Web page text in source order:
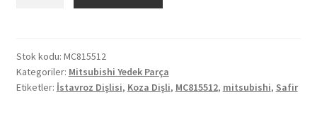
Dişli
MC815512
adet
Stok kodu: MC815512
Kategoriler: Mitsubishi Yedek Parça
Etiketler: İstavroz Dişlisi, Koza Dişli, MC815512, mitsubishi, Safir